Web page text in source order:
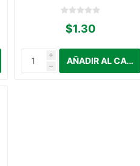
$1.30
i
h